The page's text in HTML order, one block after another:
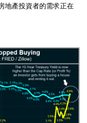
地產投資者的需求正在